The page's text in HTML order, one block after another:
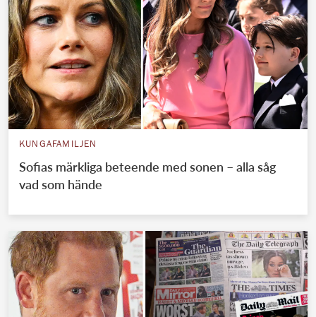
KUNGAFAMILJEN
Sofias märkliga beteende med sonen – alla såg
vad som hände